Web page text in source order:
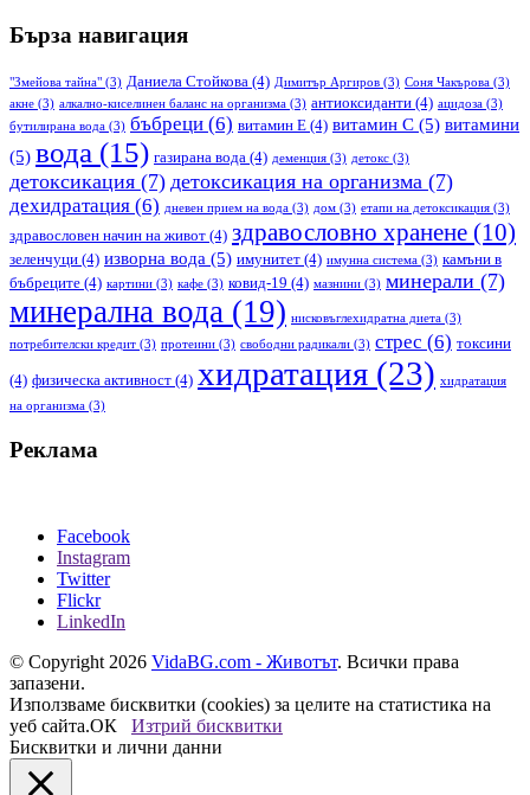
Бърза навигация
"Змейова тайна" (3) Даниела Стойкова (4) Димитър Аргиров (3) Соня Чакърова (3)
акне (3) алкално-киселинен баланс на организма (3) антиоксиданти (4) ацидоза (3)
бутилирана вода (3) бъбреци (6) витамин Е (4) витамин С (5) витамини
(5) вода (15) газирана вода (4) деменция (3) детокс (3)
детоксикация (7) детоксикация на организма (7)
дехидратация (6) дневен прием на вода (3) дом (3) етапи на детоксикация (3)
здравословен начин на живот (4) здравословно хранене (10)
зеленчуци (4) изворна вода (5) имунитет (4) имунна система (3) камъни в
бъбреците (4) картини (3) кафе (3) ковид-19 (4) мазнини (3) минерали (7)
минерална вода (19) нисковъглехидратна диета (3)
потребителски кредит (3) протеини (3) свободни радикали (3) стрес (6) токсини
(4) физическа активност (4) хидратация (23) хидратация
на организма (3)
Реклама
Facebook
Instagram
Twitter
Flickr
LinkedIn
© Copyright 2026 VidaBG.com - Животът. Всички права
запазени.
Използваме бисквитки (cookies) за целите на статистика на
уеб сайта.ОК
Изтрий бисквитки
Бисквитки и лични данни